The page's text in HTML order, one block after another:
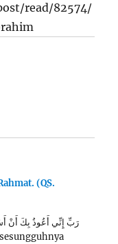
read/82574/
(QS.
رَبِّ إِنِّي أَعُوذُ بِكَ أَنْ